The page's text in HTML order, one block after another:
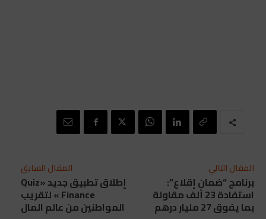
المقال السابق
إطلاق تطبيق جديد «Quiz
Finance » لتقريب
المواطنين من عالم المال
المقال التالي
برنامج “ضمان إقلاع”:
استفادة 23 ألف مقاولة
بما يفوق 27 مليار درهم